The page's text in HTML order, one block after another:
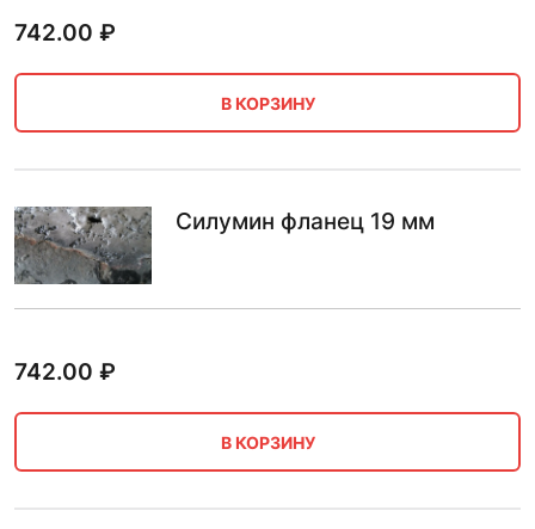
742.00 ₽
В КОРЗИНУ
Силумин фланец 19 мм
742.00 ₽
В КОРЗИНУ